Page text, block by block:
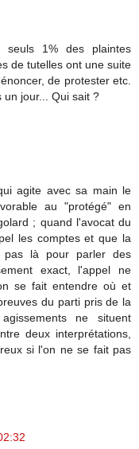
1% des plaintes
de tutelles ont une suite
de protester etc.
un jour... Qui sait ?
agite avec sa main le
au "protégé" en
; quand l'avocat du
les comptes et que la
là pour parler des
exact, l'appel ne
se fait entendre où et
du parti pris de la
ne situent
deux interprétations,
si l'on ne se fait pas